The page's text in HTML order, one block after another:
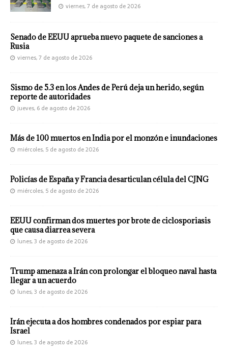
viernes, 7 de agosto de 2026
Senado de EEUU aprueba nuevo paquete de sanciones a
Rusia
viernes, 7 de agosto de 2026
Sismo de 5.3 en los Andes de Perú deja un herido, según
reporte de autoridades
jueves, 6 de agosto de 2026
Más de 100 muertos en India por el monzón e inundaciones
miércoles, 5 de agosto de 2026
Policías de España y Francia desarticulan célula del CJNG
miércoles, 5 de agosto de 2026
EEUU confirman dos muertes por brote de ciclosporiasis
que causa diarrea severa
lunes, 3 de agosto de 2026
Trump amenaza a Irán con prolongar el bloqueo naval hasta
llegar a un acuerdo
lunes, 3 de agosto de 2026
Irán ejecuta a dos hombres condenados por espiar para
Israel
lunes, 3 de agosto de 2026